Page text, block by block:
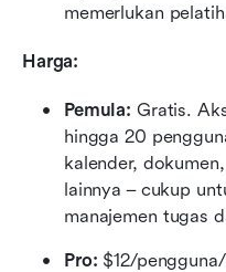
memerlukan
Harga:
Pemula: Gratis.
hingga 20
kalender,
lainnya – cukup
manajemen tugas
Pro: $12/